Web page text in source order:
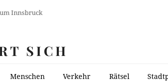
Innsbruck
SICH
Menschen Verkehr Rätsel